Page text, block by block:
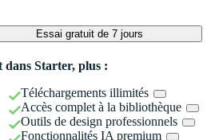
Essai gratuit de 7 jours
dans Starter, plus :
Téléchargements illimités
Accès complet à la bibliothèque
Outils de design professionnels
Fonctionnalités IA premium